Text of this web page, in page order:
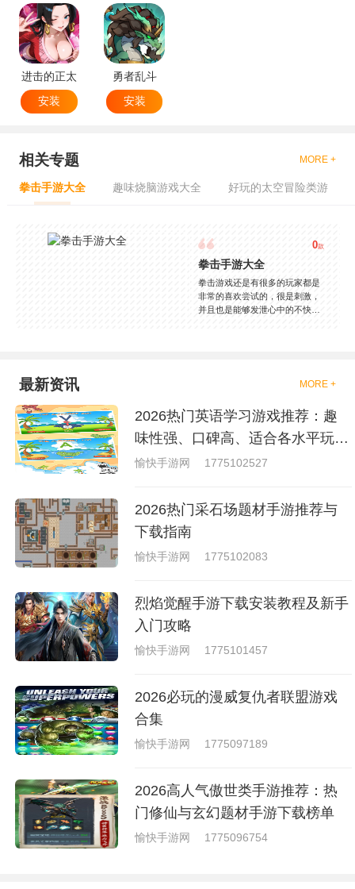
进击的正太
安装
勇者乱斗
安装
相关专题 MORE +
拳击手游大全 趣味烧脑游戏大全 好玩的太空冒险类游
0款
拳击手游大全
拳击游戏还是有很多的玩家都是
非常的喜欢尝试的，很是刺激，
并且也是能够发泄心中的不快
够去进行体验的，我们也是能够
就是收集了一些有意思的拳击游
戏，相信你们一定会喜欢的。
最新资讯 MORE +
2026热门英语学习游戏推荐：趣
味性强、口碑高、适合各水平玩家
的英语游戏合集
愉快手游网 1775102527
2026热门采石场题材手游推荐与
下载指南
愉快手游网 1775102083
烈焰觉醒手游下载安装教程及新手
入门攻略
愉快手游网 1775101457
2026必玩的漫威复仇者联盟游戏
合集
愉快手游网 1775097189
2026高人气傲世类手游推荐：热
门修仙与玄幻题材手游下载榜单
愉快手游网 1775096754